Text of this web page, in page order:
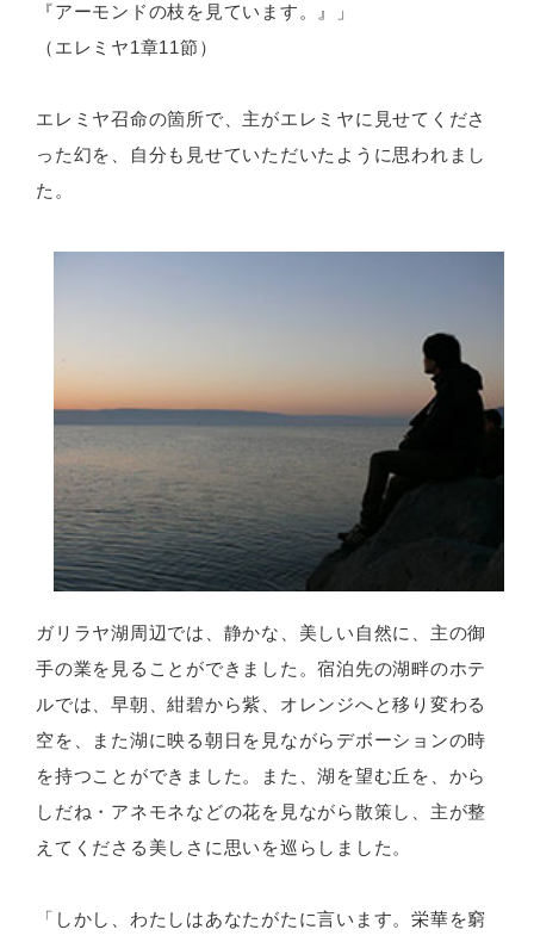
『アーモンドの枝を見ています。』」
（エレミヤ1章11節）
エレミヤ召命の箇所で、主がエレミヤに見せてくださ
った幻を、自分も見せていただいたように思われまし
た。
ガリラヤ湖周辺では、静かな、美しい自然に、主の御
手の業を見ることができました。宿泊先の湖畔のホテ
ルでは、早朝、紺碧から紫、オレンジへと移り変わる
空を、また湖に映る朝日を見ながらデボーションの時
を持つことができました。また、湖を望む丘を、から
しだね・アネモネなどの花を見ながら散策し、主が整
えてくださる美しさに思いを巡らしました。
「しかし、わたしはあなたがたに言います。栄華を窮